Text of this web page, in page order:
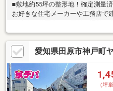
■敷地約55坪の整形地！確定測量
お好きな住宅メーカーや工務店で
愛知県田原市神戸町
（坪